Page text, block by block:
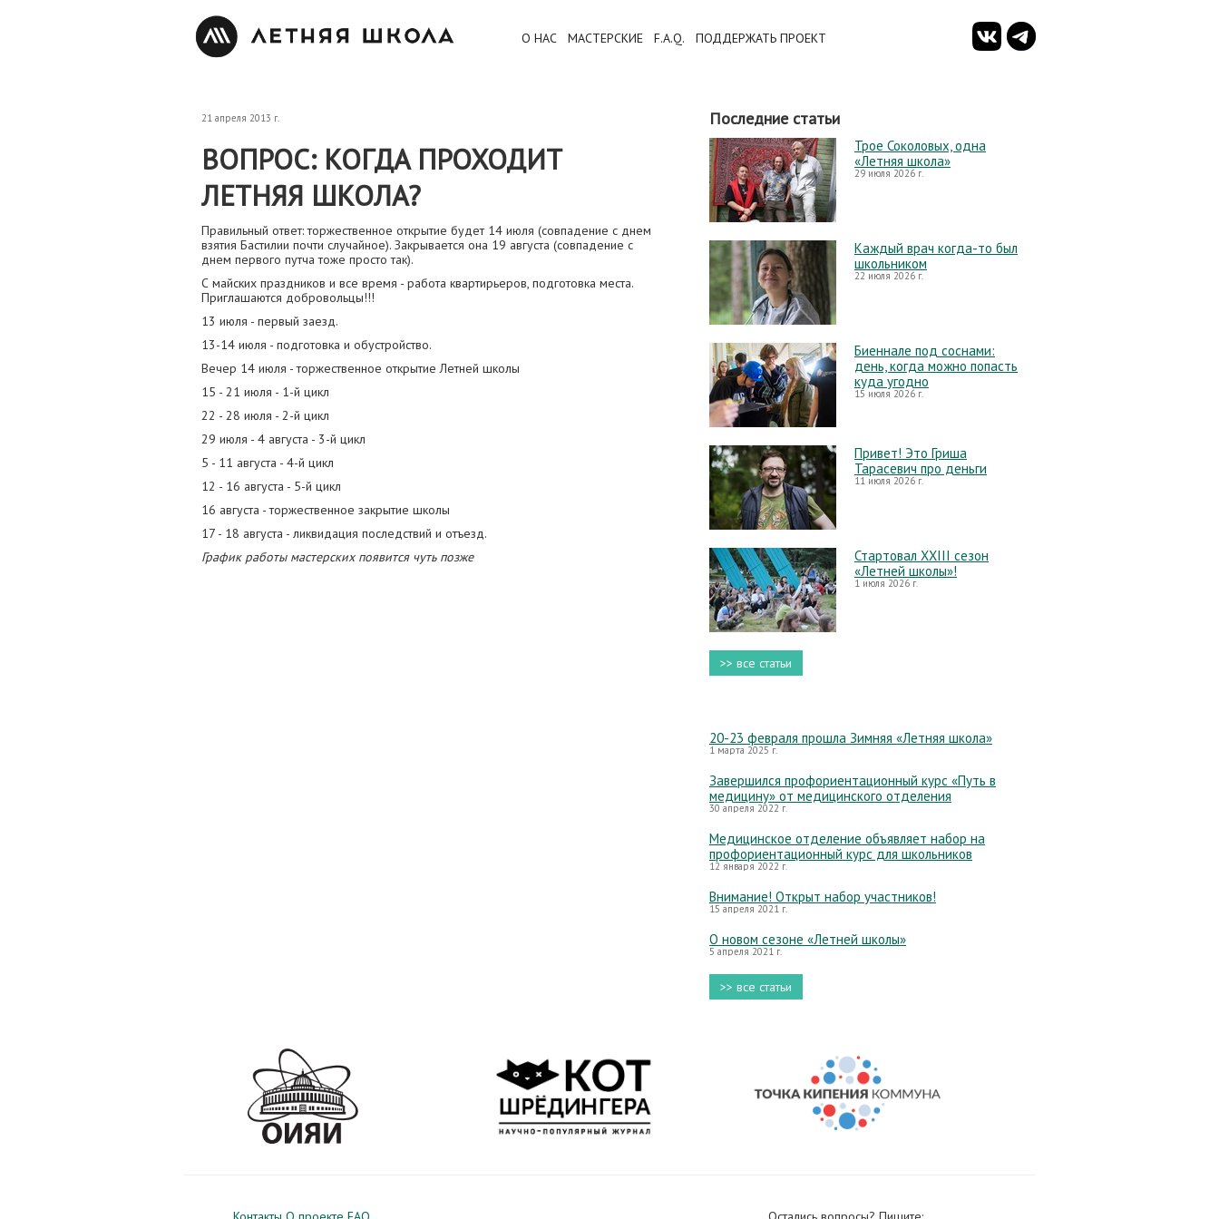
О НАС МАСТЕРСКИЕ F.A.Q. ПОДДЕРЖАТЬ ПРОЕКТ
21 апреля 2013 г.
ВОПРОС: КОГДА ПРОХОДИТ
ЛЕТНЯЯ ШКОЛА?
Правильный ответ: торжественное открытие будет 14 июля (совпадение с днем
взятия Бастилии почти случайное). Закрывается она 19 августа (совпадение с
днем первого путча тоже просто так).
С майских праздников и все время - работа квартирьеров, подготовка места.
Приглашаются добровольцы!!!
13 июля - первый заезд.
13-14 июля - подготовка и обустройство.
Вечер 14 июля - торжественное открытие Летней школы
15 - 21 июля - 1-й цикл
22 - 28 июля - 2-й цикл
29 июля - 4 августа - 3-й цикл
5 - 11 августа - 4-й цикл
12 - 16 августа - 5-й цикл
16 августа - торжественное закрытие школы
17 - 18 августа - ликвидация последствий и отъезд.
График работы мастерских появится чуть позже
Последние статьи
Трое Соколовых, одна
«Летняя школа»
29 июля 2026 г.
Каждый врач когда-то был
школьником
22 июля 2026 г.
Биеннале под соснами:
день, когда можно попасть
куда угодно
15 июля 2026 г.
Привет! Это Гриша
Тарасевич про деньги
11 июля 2026 г.
Стартовал XXIII сезон
«Летней школы»!
1 июля 2026 г.
>> все статьи
20-23 февраля прошла Зимняя «Летняя школа»
1 марта 2025 г.
Завершился профориентационный курс «Путь в
медицину» от медицинского отделения
30 апреля 2022 г.
Медицинское отделение объявляет набор на
профориентационный курс для школьников
12 января 2022 г.
Внимание! Открыт набор участников!
15 апреля 2021 г.
О новом сезоне «Летней школы»
5 апреля 2021 г.
>> все статьи